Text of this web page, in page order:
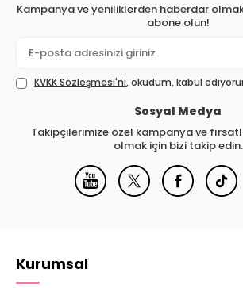
Kampanya ve yeniliklerden haberdar
abone olun!
KVKK Sözleşmesi'ni, okudum, kabul
Sosyal Medya
Takipçilerimize özel kampanya ve
olmak için bizi takip edin.
Kurumsal